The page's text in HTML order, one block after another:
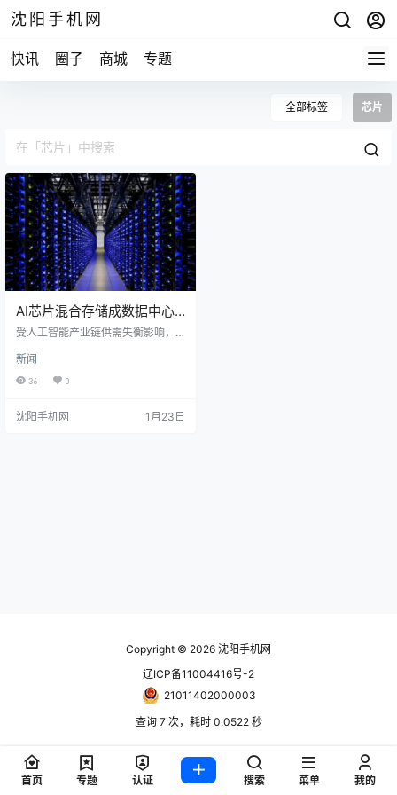
沈阳手机网
快讯 圈子 商城 专题
全部标签 芯片
AI芯片混合存储成数据中心
降本新路径
受人工智能产业链供需失衡影响，
机械硬盘的十六倍之多。在此背景
下，数据中心普遍转向固态硬盘与
本显著降低。 据存储软件服务商VD
新闻
36 0
沈阳手机网 1月23日
Copyright © 2026 沈阳手机网
辽ICP备11004416号-2
21011402000003
查询 7 次，耗时 0.0522 秒
首页 专题 认证 搜索 菜单 我的